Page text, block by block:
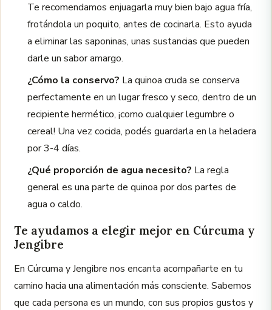
Te recomendamos enjuagarla muy bien bajo agua fría,
frotándola un poquito, antes de cocinarla. Esto ayuda
a eliminar las saponinas, unas sustancias que pueden
darle un sabor amargo.
¿Cómo la conservo? La quinoa cruda se conserva
perfectamente en un lugar fresco y seco, dentro de un
recipiente hermético, ¡como cualquier legumbre o
cereal! Una vez cocida, podés guardarla en la heladera
por 3-4 días.
¿Qué proporción de agua necesito? La regla
general es una parte de quinoa por dos partes de
agua o caldo.
Te ayudamos a elegir mejor en Cúrcuma y
Jengibre
En Cúrcuma y Jengibre nos encanta acompañarte en tu
camino hacia una alimentación más consciente. Sabemos
que cada persona es un mundo, con sus propios gustos y